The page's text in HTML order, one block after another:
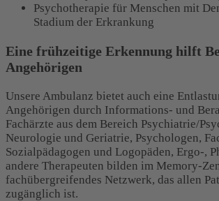
Psychotherapie für Menschen mit
Stadium der Erkrankung
Eine frühzeitige Erkennung hilft
Angehörigen
Unsere Ambulanz bietet auch eine
Angehörigen durch Informations- und
Fachärzte aus dem Bereich Psychiatrie/
Neurologie und Geriatrie, Psychologen,
Sozialpädagogen und Logopäden, Ergo-,
andere Therapeuten bilden im Memory-
fachübergreifendes Netzwerk, das allen
zugänglich ist.